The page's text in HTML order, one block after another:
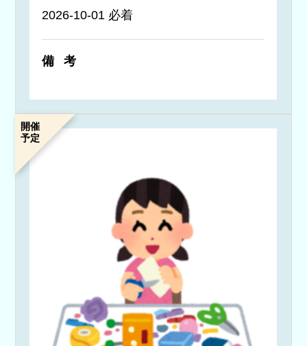
2026-10-01 必着
備考
開催
予定